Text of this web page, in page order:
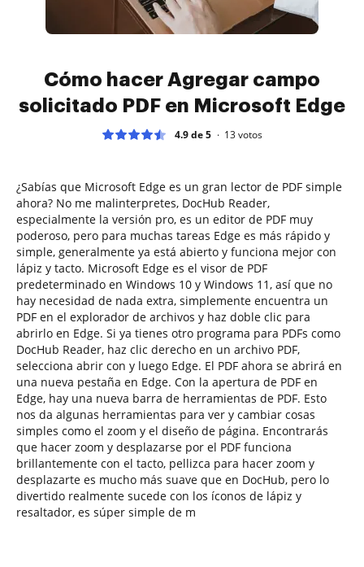
Cómo hacer Agregar campo
solicitado PDF en Microsoft Edge
4.9 de 5 13votos
¿Sabías que Microsoft Edge es un gran lector de PDF simple
ahora? No me malinterpretes, DocHub Reader,
especialmente la versión pro, es un editor de PDF muy
poderoso, pero para muchas tareas Edge es más rápido y
simple, generalmente ya está abierto y funciona mejor con
lápiz y tacto. Microsoft Edge es el visor de PDF
predeterminado en Windows 10 y Windows 11, así que no
hay necesidad de nada extra, simplemente encuentra un
PDF en el explorador de archivos y haz doble clic para
abrirlo en Edge. Si ya tienes otro programa para PDFs como
DocHub Reader, haz clic derecho en un archivo PDF,
selecciona abrir con y luego Edge. El PDF ahora se abrirá en
una nueva pestaña en Edge. Con la apertura de PDF en
Edge, hay una nueva barra de herramientas de PDF. Esto
nos da algunas herramientas para ver y cambiar cosas
simples como el zoom y el diseño de página. Encontrarás
que hacer zoom y desplazarse por el PDF funciona
brillantemente con el tacto, pellizca para hacer zoom y
desplazarte es mucho más suave que en DocHub, pero lo
divertido realmente sucede con los íconos de lápiz y
resaltador, es súper simple de m